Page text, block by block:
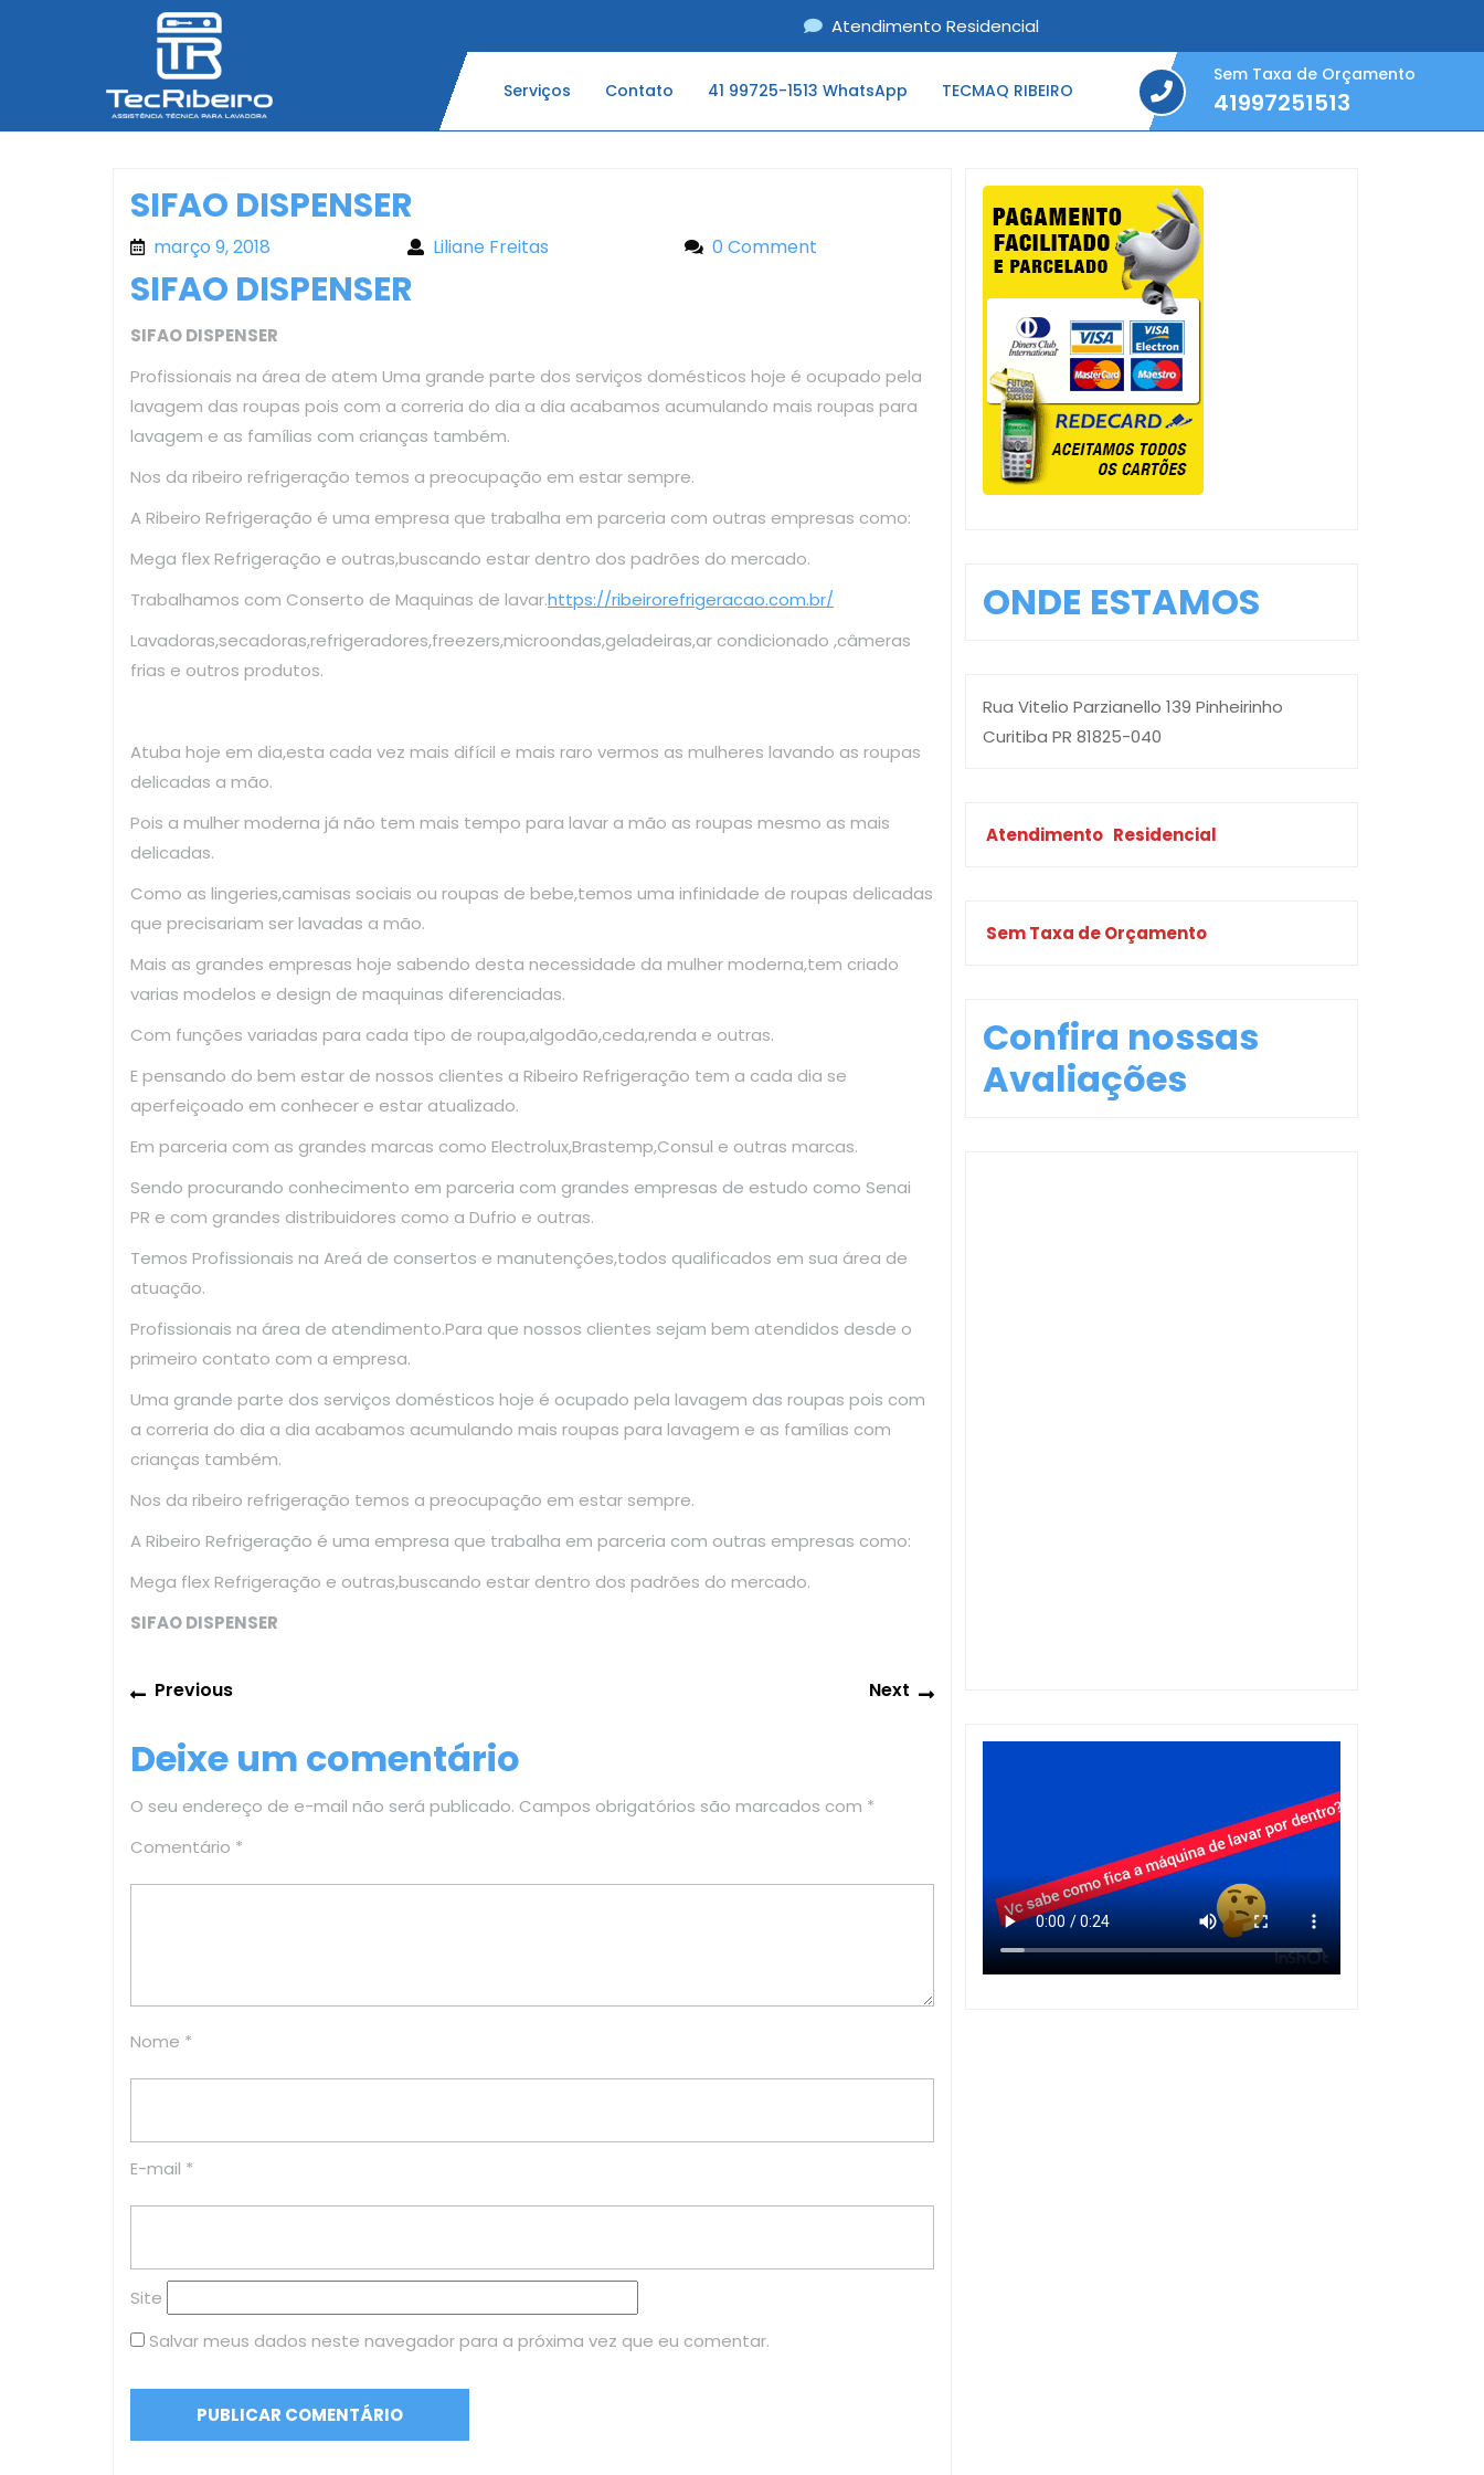
Atendimento Residencial
Serviços Contato 41 99725-1513 WhatsApp TECMAQ RIBEIRO
Sem Taxa de Orçamento
41997251513
41997251513
SIFAO DISPENSER
março 9, 2018 Liliane Freitas 0 Comment
SIFAO DISPENSER
SIFAO DISPENSER
Profissionais na área de atem Uma grande parte dos serviços domésticos hoje é ocupado pela
lavagem das roupas pois com a correria do dia a dia acabamos acumulando mais roupas para
lavagem e as famílias com crianças também.
Nos da ribeiro refrigeração temos a preocupação em estar sempre.
A Ribeiro Refrigeração é uma empresa que trabalha em parceria com outras empresas como:
Mega flex Refrigeração e outras,buscando estar dentro dos padrões do mercado.
Trabalhamos com Conserto de Maquinas de lavar.https://ribeirorefrigeracao.com.br/
Lavadoras,secadoras,refrigeradores,freezers,microondas,geladeiras,ar condicionado ,câmeras
frias e outros produtos.
Atuba hoje em dia,esta cada vez mais difícil e mais raro vermos as mulheres lavando as roupas
delicadas a mão.
Pois a mulher moderna já não tem mais tempo para lavar a mão as roupas mesmo as mais
delicadas.
Como as lingeries,camisas sociais ou roupas de bebe,temos uma infinidade de roupas delicadas
que precisariam ser lavadas a mão.
Mais as grandes empresas hoje sabendo desta necessidade da mulher moderna,tem criado
varias modelos e design de maquinas diferenciadas.
Com funções variadas para cada tipo de roupa,algodão,ceda,renda e outras.
E pensando do bem estar de nossos clientes a Ribeiro Refrigeração tem a cada dia se
aperfeiçoado em conhecer e estar atualizado.
Em parceria com as grandes marcas como Electrolux,Brastemp,Consul e outras marcas.
Sendo procurando conhecimento em parceria com grandes empresas de estudo como Senai
PR e com grandes distribuidores como a Dufrio e outras.
Temos Profissionais na Areá de consertos e manutenções,todos qualificados em sua área de
atuação.
Profissionais na área de atendimento.Para que nossos clientes sejam bem atendidos desde o
primeiro contato com a empresa.
Uma grande parte dos serviços domésticos hoje é ocupado pela lavagem das roupas pois com
a correria do dia a dia acabamos acumulando mais roupas para lavagem e as famílias com
crianças também.
Nos da ribeiro refrigeração temos a preocupação em estar sempre.
A Ribeiro Refrigeração é uma empresa que trabalha em parceria com outras empresas como:
Mega flex Refrigeração e outras,buscando estar dentro dos padrões do mercado.
SIFAO DISPENSER
Navegação
Post
PreviousPrevious
Next
Next
Deixe um comentário
O seu endereço de e-mail não será publicado. Campos obrigatórios são marcados com *
Comentário *
Nome *
E-mail *
Site
Salvar meus dados neste navegador para a próxima vez que eu comentar.
ONDE ESTAMOS
Rua Vitelio Parzianello 139 Pinheirinho
Curitiba PR 81825-040
Atendimento Residencial
Sem Taxa de Orçamento
Confira nossas
Avaliações